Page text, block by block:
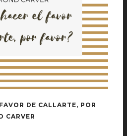
DE CALLARTE, POR
CARVER